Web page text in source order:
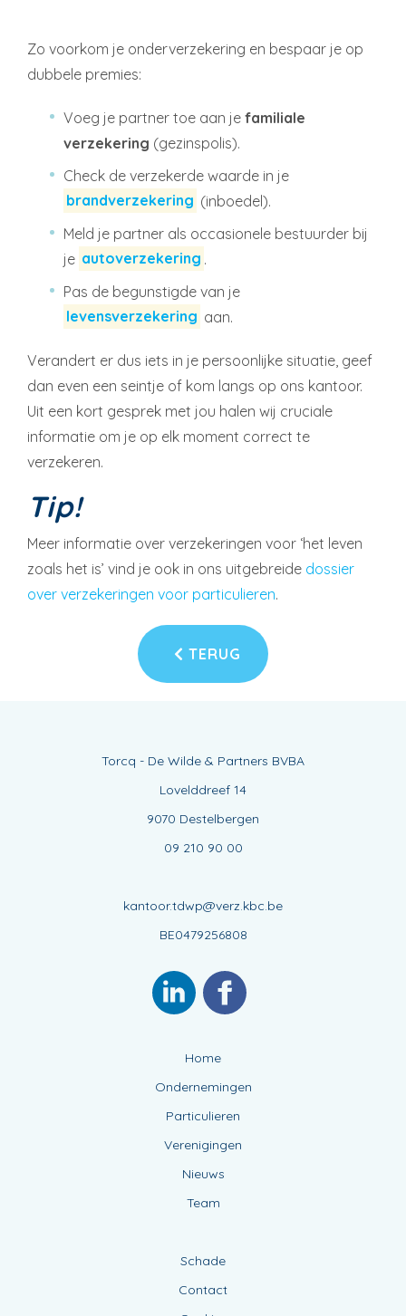
Zo voorkom je onderverzekering en bespaar je op
dubbele premies:
Voeg je partner toe aan je familiale
verzekering (gezinspolis).
Check de verzekerde waarde in je
brandverzekering (inboedel).
Meld je partner als occasionele bestuurder bij
je autoverzekering .
Pas de begunstigde van je
levensverzekering aan.
Verandert er dus iets in je persoonlijke situatie, geef
dan even een seintje of kom langs op ons kantoor.
Uit een kort gesprek met jou halen wij cruciale
informatie om je op elk moment correct te
verzekeren.
Tip!
Meer informatie over verzekeringen voor ‘het leven
zoals het is’ vind je ook in ons uitgebreide dossier
over verzekeringen voor particulieren.
TERUG
Torcq - De Wilde & Partners BVBA
Lovelddreef 14
9070 Destelbergen
09 210 90 00
kantoor.tdwp@verz.kbc.be
BE0479256808
Home
Ondernemingen
Particulieren
Verenigingen
Nieuws
Team
Schade
Contact